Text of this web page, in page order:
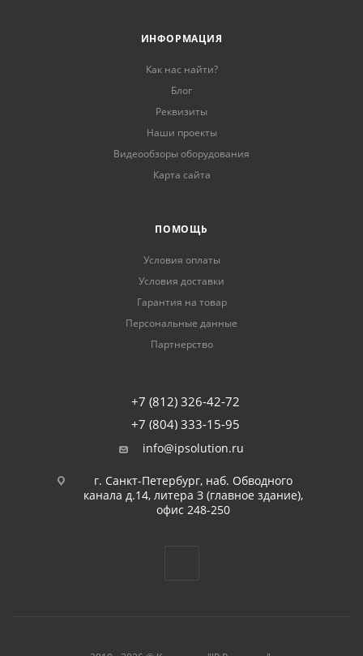
ИНФОРМАЦИЯ
Как нас найти?
Блог
Реквизиты
Наши проекты
Видеообзоры оборудования
Карта сайта
ПОМОЩЬ
Условия оплаты
Условия доставки
Гарантия на товар
Персональные данные
Партнерство
+7 (812) 326-42-72
+7 (804) 333-15-95
info@ipsolution.ru
г. Санкт-Петербург, наб. Обводного
канала д.14, литера З (главное здание),
офис 248-250